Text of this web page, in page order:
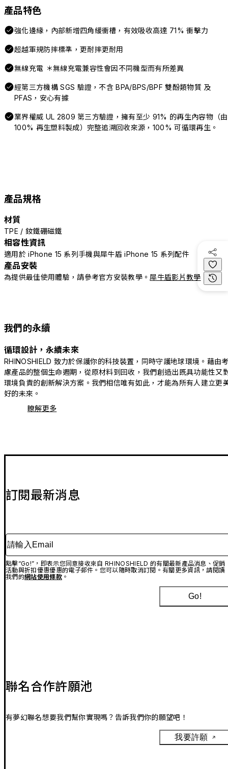
產品特色
強化邊緣，內部新增四角緩衝槽，有效吸收高達 71% 衝擊力
超越軍規防摔標準，更耐摔更耐用
無線充電 ＊無線充電兼容性會因不同機型而有所差異
經第三方機構 SGS 驗證，不含 BPA/BPS/BPF 雙酚類物質 及
PFAS，安心有據
業界權威 UL 2809 第三方驗證，擁有至少 91% 的再生內容物（由
100% 再生塑料製成）完整追溯回收來源，100% 可循環再生。
產品規格
材質
TPE / 釹鐵硼磁鐵
相容性資訊
適用於 iPhone 15 系列手機與犀牛盾 iPhone 15 系列配件
產品安裝
為提供最佳使用體驗，請參考官方安裝教學。 犀牛盾影片教學
我們的永續
循環設計，永續未來
RHINOSHIELD 致力於保護你的科技裝置，同時守護地球環境。藉由
慮產品的整個生命週期，從原材料到回收，我們創造出既具功能性又
環境負責的創新解決方案。我們相信唯有如此，才能為所有人建立更
好的未來。
瞭解更多
訂閱最新消息
請輸入Email
點擊“Go!”，即表示您同意接收來自 RHINOSHIELD 的有關最新產品消息、促銷
活動與折扣優惠優惠的電子郵件。您可以隨時取消訂閱。有關更多資訊，請閱讀
我們的網站使用條款。
Go!
聯名合作許願池
有夢幻聯名想要我們幫你實現嗎？告訴我們你的願望吧！
我要許願